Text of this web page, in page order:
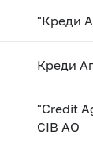
"Креди
Креди
"Credit
CIB AO